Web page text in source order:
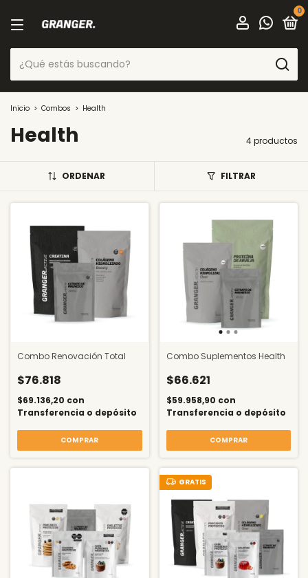
0
Inicio > Combos > Health
Health 4 productos
ORDENAR FILTRAR
Combo Renovación Total
$76.818
$69.136,20 con
Transferencia o depósito
COMPRAR
Combo Suplementos Health
$66.621
$59.958,90 con
Transferencia o depósito
COMPRAR
GRATIS